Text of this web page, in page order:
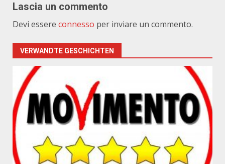
Lascia un commento
Devi essere connesso per inviare un commento.
VERWANDTE GESCHICHTEN